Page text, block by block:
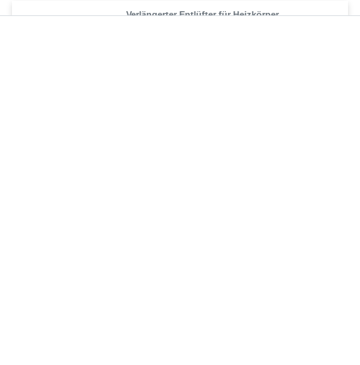
Verlängerter Entlüfter für Heizkörper